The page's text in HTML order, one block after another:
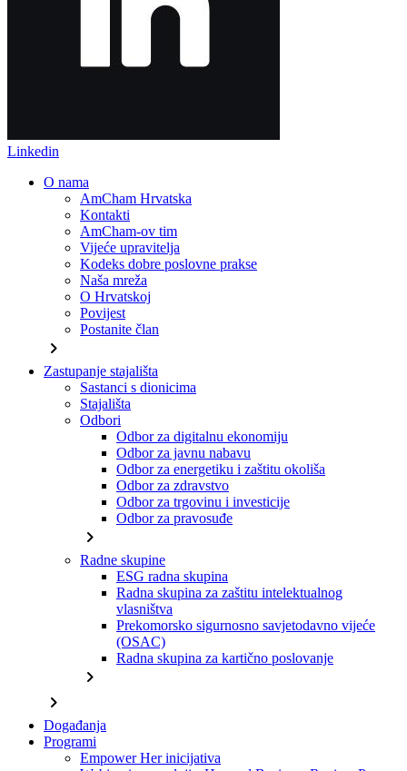
Linkedin
O nama
AmCham Hrvatska
Kontakti
AmCham-ov tim
Vijeće upravitelja
Kodeks dobre poslovne prakse
Naša mreža
O Hrvatskoj
Povijest
Postanite član
chevron_right
Zastupanje stajališta
Sastanci s dionicima
Stajališta
Odbori
Odbor za digitalnu ekonomiju
Odbor za javnu nabavu
Odbor za energetiku i zaštitu okoliša
Odbor za zdravstvo
Odbor za trgovinu i investicije
Odbor za pravosuđe
chevron_right
Radne skupine
ESG radna skupina
Radna skupina za zaštitu intelektualnog
vlasništva
Prekomorsko sigurnosno savjetodavno vijeće
(OSAC)
Radna skupina za kartično poslovanje
chevron_right
chevron_right
Događanja
Programi
Empower Her inicijativa